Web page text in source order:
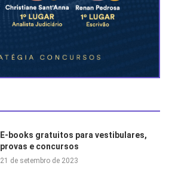
E-books gratuitos para vestibulares,
provas e concursos
21 de setembro de 2023